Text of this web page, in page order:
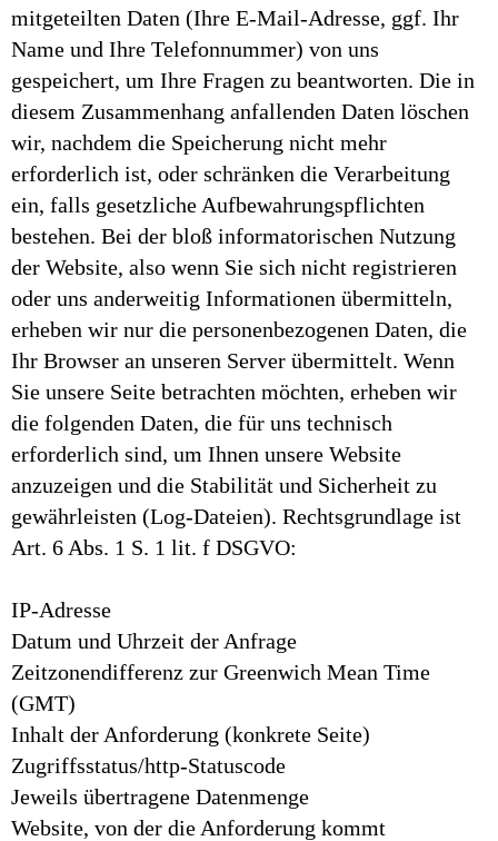
mitgeteilten Daten (Ihre E-Mail-Adresse, ggf. Ihr
Name und Ihre Telefonnummer) von uns
gespeichert, um Ihre Fragen zu beantworten. Die in
diesem Zusammenhang anfallenden Daten löschen
wir, nachdem die Speicherung nicht mehr
erforderlich ist, oder schränken die Verarbeitung
ein, falls gesetzliche Aufbewahrungspflichten
bestehen. Bei der bloß informatorischen Nutzung
der Website, also wenn Sie sich nicht registrieren
oder uns anderweitig Informationen übermitteln,
erheben wir nur die personenbezogenen Daten, die
Ihr Browser an unseren Server übermittelt. Wenn
Sie unsere Seite betrachten möchten, erheben wir
die folgenden Daten, die für uns technisch
erforderlich sind, um Ihnen unsere Website
anzuzeigen und die Stabilität und Sicherheit zu
gewährleisten (Log-Dateien). Rechtsgrundlage ist
Art. 6 Abs. 1 S. 1 lit. f DSGVO:
IP-Adresse
Datum und Uhrzeit der Anfrage
Zeitzonendifferenz zur Greenwich Mean Time
(GMT)
Inhalt der Anforderung (konkrete Seite)
Zugriffsstatus/http-Statuscode
Jeweils übertragene Datenmenge
Website, von der die Anforderung kommt